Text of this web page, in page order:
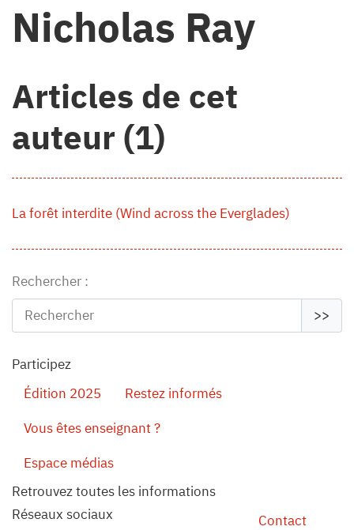
Nicholas Ray
Articles de cet
auteur (1)
La forêt interdite (Wind across the Everglades)
Rechercher :
>>
Participez
Édition 2025
Restez informés
Vous êtes enseignant ?
Espace médias
Retrouvez toutes les informations
Réseaux sociaux
Contact